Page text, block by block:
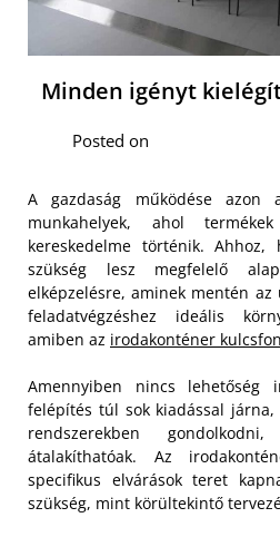
Minden igényt
Posted on
A gazdaság működése azon
munkahelyek, ahol
kereskedelme történik. Ahhoz,
szükség lesz megfelelő
elképzelésre, aminek mentén
feladatvégzéshez ideális
amiben az irodakonténer
Amennyiben nincs lehetőség
felépítés túl sok kiadással
rendszerekben
átalakíthatóak. Az
specifikus elvárások teret
szükség, mint körültekintő